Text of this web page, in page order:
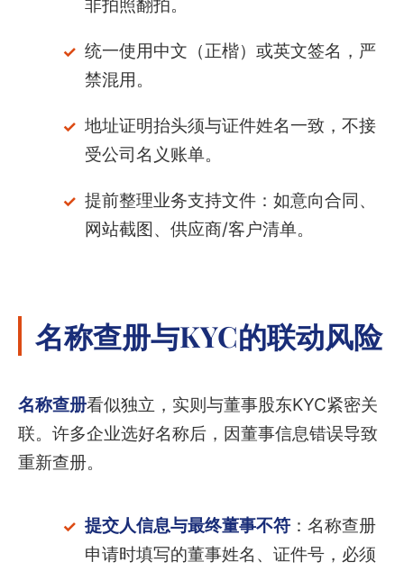
非拍照翻拍。
统一使用中文（正楷）或英文签名，严
禁混用。
地址证明抬头须与证件姓名一致，不接
受公司名义账单。
提前整理业务支持文件：如意向合同、
网站截图、供应商/客户清单。
名称查册与KYC的联动风险
名称查册看似独立，实则与董事股东KYC紧密关
联。许多企业选好名称后，因董事信息错误导致
重新查册。
提交人信息与最终董事不符：名称查册
申请时填写的董事姓名、证件号，必须